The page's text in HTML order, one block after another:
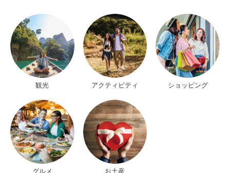
観光 アクティビティ ショッピング
グルメ お土産